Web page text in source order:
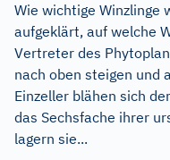
Wie wichtige Winzlinge
aufgeklärt, auf welche
Vertreter des
nach oben steigen und
Einzeller blähen sich
das Sechsfache ihrer
lagern sie...